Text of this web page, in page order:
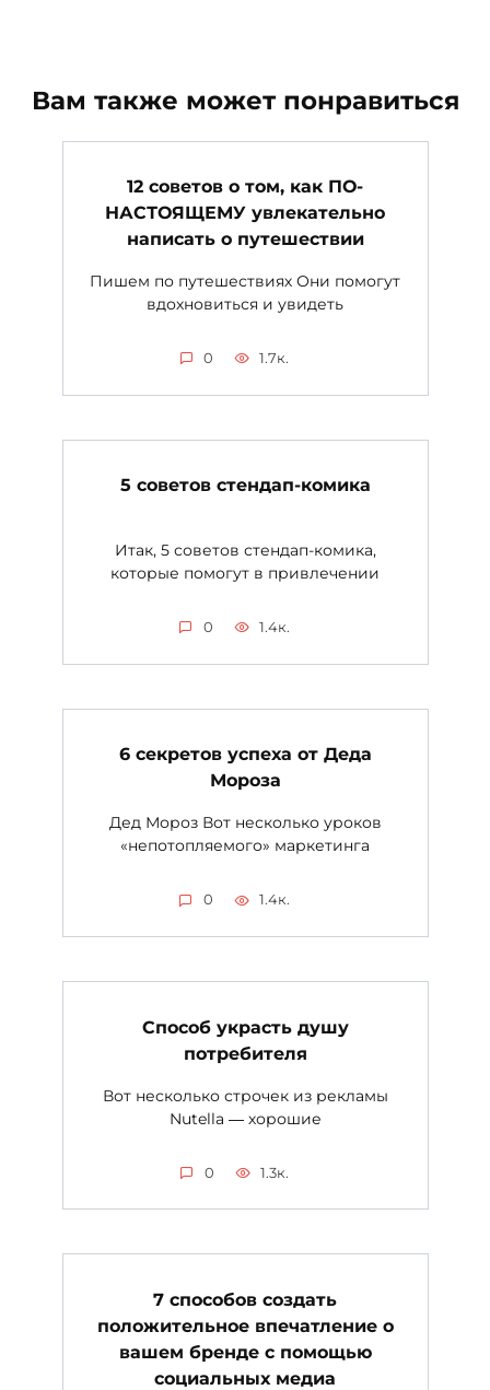
Вам также может понравиться
12 советов о том, как ПО-
НАСТОЯЩЕМУ увлекательно
написать о путешествии
Пишем по путешествиях Они помогут
вдохновиться и увидеть
0 1.7к.
5 советов стендап-комика
Итак, 5 советов стендап-комика,
которые помогут в привлечении
0 1.4к.
6 секретов успеха от Деда
Мороза
Дед Мороз Вот несколько уроков
«непотопляемого» маркетинга
0 1.4к.
Cпособ украсть душу
потребителя
Вот несколько строчек из рекламы
Nutella ― хорошие
0 1.3к.
7 способов создать
положительное впечатление о
вашем бренде с помощью
социальных медиа